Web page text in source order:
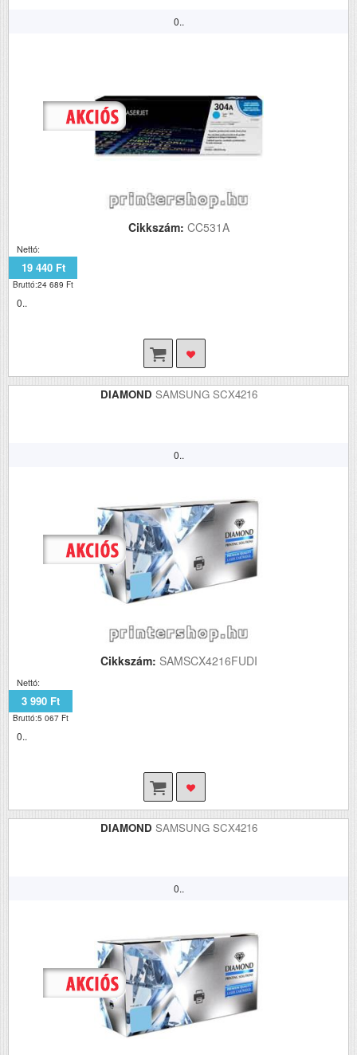
0..
Cikkszám: CC531A
Nettó:
19 440 Ft
Bruttó:24 689 Ft
0..
DIAMOND SAMSUNG SCX4216
0..
Cikkszám: SAMSCX4216FUDI
Nettó:
3 990 Ft
Bruttó:5 067 Ft
0..
DIAMOND SAMSUNG SCX4216
0..